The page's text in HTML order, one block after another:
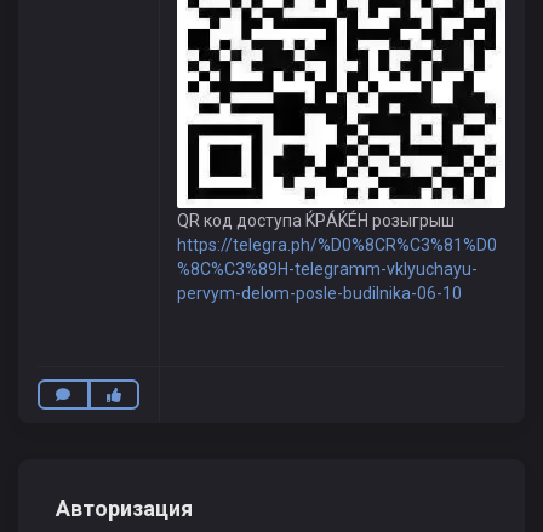
QR код доступа ЌРÁЌÉH розыгрыш
https://telegra.ph/%D0%8CR%C3%81%D0
%8C%C3%89H-telegramm-vklyuchayu-
pervym-delom-posle-budilnika-06-10
Авторизация